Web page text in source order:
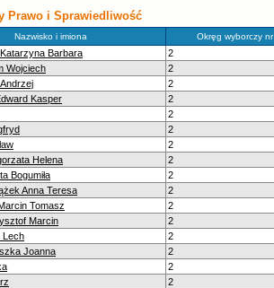
Prawo i Sprawiedliwość
Nazwisko i imiona Okręg wyborczy nr
Barbara 2
Wojciech 2
2
Kasper 2
2
2
2
Helena 2
Bogumiła 2
Anna Teresa 2
Tomasz 2
Marcin 2
Lech 2
Joanna 2
2
2